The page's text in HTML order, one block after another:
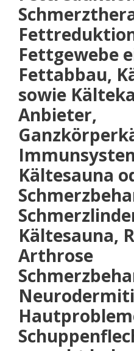
Fettgewebe
Fettabbau,
sowie
Anbieter,
Kältesauna
Kältesauna,
Arthrose